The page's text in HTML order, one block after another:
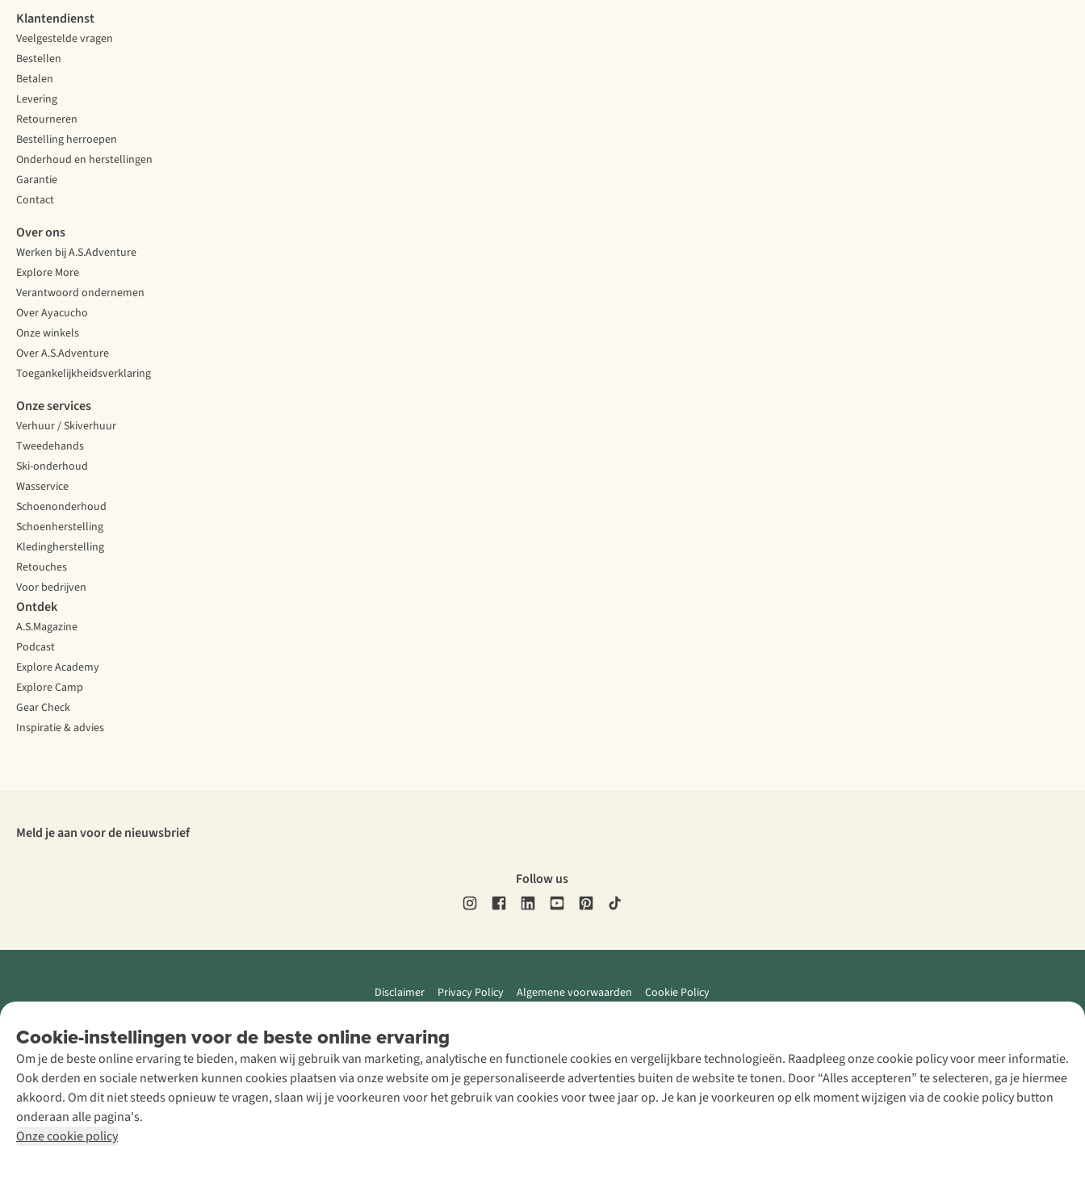
Cookie-instellingen voor de beste online ervaring
Om je de beste online ervaring te bieden, maken wij gebruik van marketing, analytische en functionele cookies en vergelijkbare technologieën. Raadpleeg onze cookie policy voor meer informatie.
Ook derden en sociale netwerken kunnen cookies plaatsen via onze website om je gepersonaliseerde advertenties buiten de website te tonen. Door “Alles accepteren” te selecteren, ga je hiermee
akkoord. Om dit niet steeds opnieuw te vragen, slaan wij je voorkeuren voor het gebruik van cookies voor twee jaar op. Je kan je voorkeuren op elk moment wijzigen via de cookie policy button
onderaan alle pagina's.
Onze cookie policy
Klantendienst
Veelgestelde vragen
Bestellen
Betalen
Levering
Retourneren
Bestelling herroepen
Onderhoud en herstellingen
Garantie
Contact
Over ons
Werken bij A.S.Adventure
Explore More
Verantwoord ondernemen
Over Ayacucho
Onze winkels
Over A.S.Adventure
Toegankelijkheidsverklaring
Onze services
Verhuur / Skiverhuur
Tweedehands
Ski-onderhoud
Wasservice
Schoenonderhoud
Schoenherstelling
Kledingherstelling
Retouches
Voor bedrijven
Ontdek
A.S.Magazine
Podcast
Explore Academy
Explore Camp
Gear Check
Inspiratie & advies
Meld je aan voor de nieuwsbrief
Follow us
Disclaimer Privacy Policy Algemene voorwaarden Cookie Policy
Retail Concepts
NV,
Smallandlaan
9, B-2660
Hoboken
+32 (0)3 828
30 15